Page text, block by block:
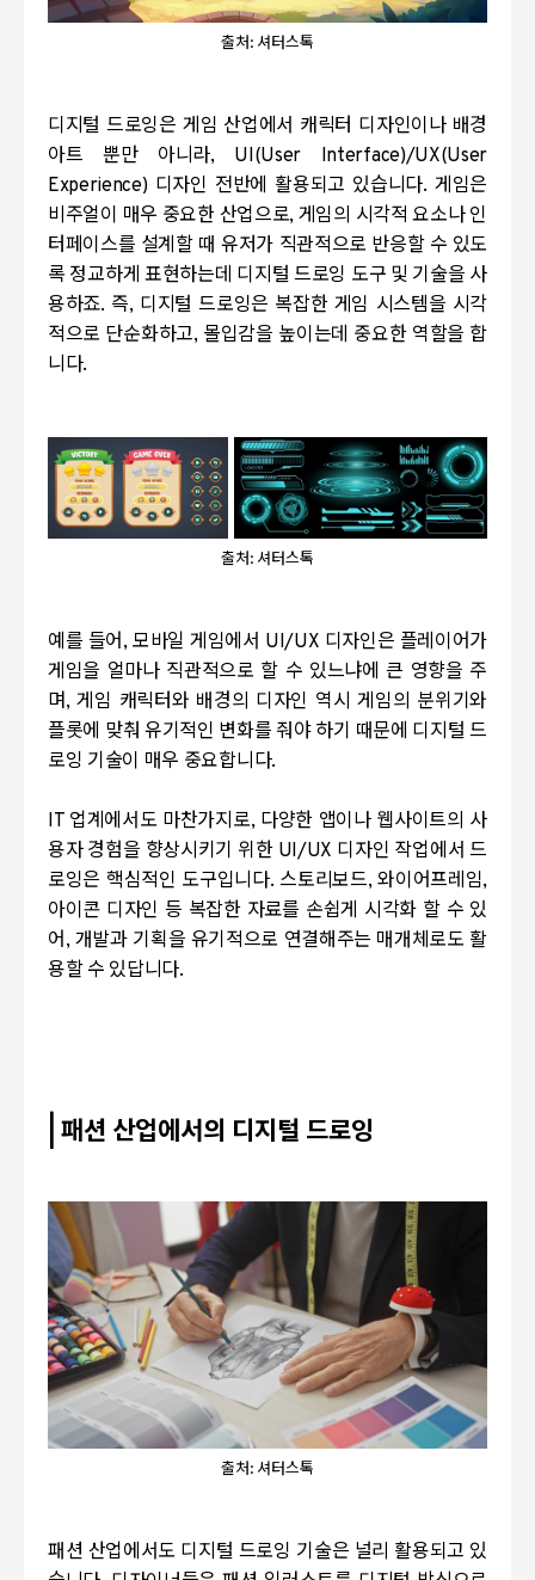
출처: 셔터스톡
디지털 드로잉은 게임 산업에서 캐릭터 디자인이나 배경
아트 뿐만 아니라, UI(User Interface)/UX(User
Experience) 디자인 전반에 활용되고 있습니다. 게임은
비주얼이 매우 중요한 산업으로, 게임의 시각적 요소나 인
터페이스를 설계할 때 유저가 직관적으로 반응할 수 있도
록 정교하게 표현하는데 디지털 드로잉 도구 및 기술을 사
용하죠.즉, 디지털 드로잉은 복잡한 게임 시스템을 시각
적으로 단순화하고, 몰입감을 높이는데 중요한 역할을 합
니다.
출처: 셔터스톡
예를 들어, 모바일 게임에서 UI/UX 디자인은 플레이어가
게임을 얼마나 직관적으로 할 수 있느냐에 큰 영향을 주
며,게임 캐릭터와 배경의 디자인 역시 게임의 분위기와
플롯에 맞춰 유기적인 변화를 줘야 하기 때문에 디지털 드
로잉 기술이 매우 중요합니다.
IT 업계에서도 마찬가지로, 다양한 앱이나 웹사이트의 사
용자 경험을 향상시키기 위한UI/UX 디자인 작업에서 드
로잉은 핵심적인 도구입니다.스토리보드,와이어프레임,
아이콘 디자인 등 복잡한 자료를 손쉽게 시각화 할 수 있
어, 개발과 기획을 유기적으로 연결해주는 매개체로도 활
용할 수 있답니다.
패션 산업에서의 디지털 드로잉
출처: 셔터스톡
패션 산업에서도 디지털 드로잉 기술은 널리 활용되고 있